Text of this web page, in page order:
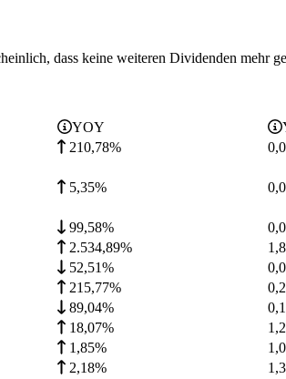
dass keine weiteren Dividenden mehr
YOY
210,78%
5,35%
99,58%
2.534,89%
52,51%
215,77%
89,04%
18,07%
1,85%
2,18%